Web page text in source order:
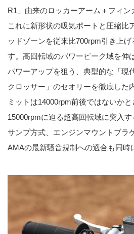
R1」由来のロッカーアーム＋フィン
これに新形状の吸気ポートと圧縮比
ッドゾーンを従来比700rpm引き上
す。高回転域のパワーピーク域を伸
パワーアップを狙う、典型的な「現
クロッサー」のセオリーを徹底した
ミットは14000rpm前後ではないかと
15000rpmに迫る超高回転域に突入
サンプ方式、エンジンマウントブラ
AMAの最新騒音規制への適合も同時